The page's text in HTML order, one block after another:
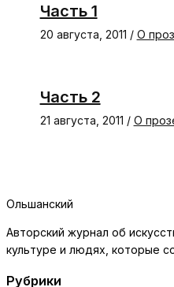
Часть 1
20 августа, 2011 / О
Часть 2
21 августа, 2011 / О
Ольшанский
Авторский журнал об
культуре и людях, которые
Рубрики